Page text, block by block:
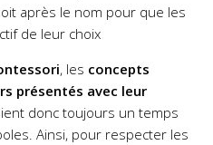
après le nom pour que les
de leur choix
, les concepts
présentés avec leur
donc toujours un temps
Ainsi, pour respecter les